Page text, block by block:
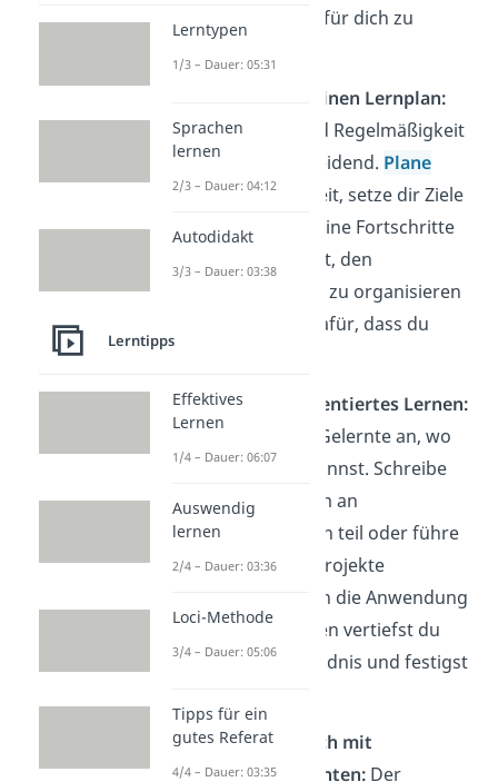
das richtige für dich zu
⏱️ Erstelle einen Lernplan:
Struktur und Regelmäßigkeit
sind entscheidend. Plane
deine Lernzeit, setze dir Ziele
und halte deine Fortschritte
fest. Das hilft, den
Lernprozess zu organisieren
und sorgt dafür, dass du
✒️ Praxisorientiertes Lernen:
Wende das Gelernte an, wo
immer du kannst. Schreibe
Artikel, nimm an
Diskussionen teil oder führe
praktische Projekte
durch. Durch die Anwendung
des Gelernten vertiefst du
dein Verständnis und festigst
Vernetze dich mit
Gleichgesinnten: Der
Lerntypen
1/3 – Dauer: 05:31
Sprachen
lernen
2/3 – Dauer: 04:12
Autodidakt
3/3 – Dauer: 03:38
Lerntipps
Effektives
Lernen
1/4 – Dauer: 06:07
Auswendig
lernen
2/4 – Dauer: 03:36
Loci-Methode
3/4 – Dauer: 05:06
Tipps für ein
gutes Referat
4/4 – Dauer: 03:35